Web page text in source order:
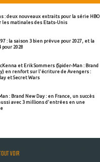
: deux nouveaux extraits pour la série HBO
les matinales des Etats-Unis
: la saison 3 bien prévue pour 2027, et la
pour 2028
et Erik Sommers (Spider-Man : Brand
en renfort sur l'écriture de Avengers :
et Secret Wars
: Brand New Day : en France, un succès
avec 3 millions d'entrées en une
VOIR